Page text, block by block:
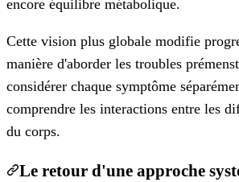
encore équilibre métabolique.
Cette vision plus globale modifie
manière d'aborder les troubles
considérer chaque symptôme
comprendre les interactions entre les
du corps.
Le retour d'une approche